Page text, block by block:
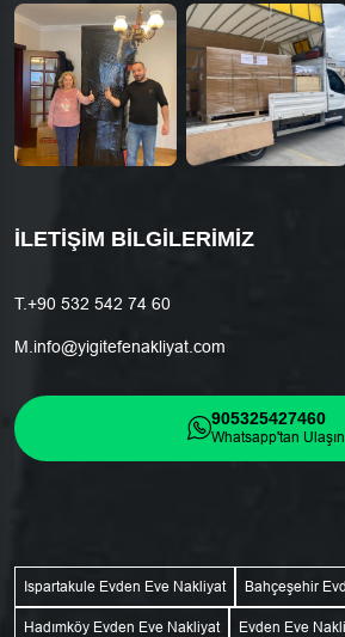
İLETIŞIM BILGILERIMIZ
T.+90 532 542 74 60
M. info@yigitefenakliyat.com
905325427460
Whatsapp'tan
Ispartakule Evden Eve Nakliyat Bahçeşehir
Hadımköy Evden Eve Nakliyat Evden Eve